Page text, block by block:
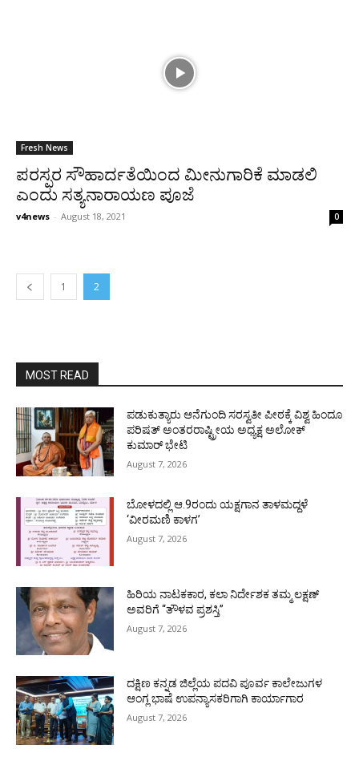
Fresh News
ಪರಸ್ಪರ ಸೌಹಾರ್ದತೆಯಿಂದ ಮೀನುಗಾರಿಕೆ ಮಾಡಲಿ
ಎಂದು ಸತ್ಯನಾರಾಯಣ ಪೂಜೆ
v4news - August 18, 2021 0
1 2
MOST READ
ಪಡುಕುತ್ಯಾರು ಆನೆಗುಂದಿ ಸರಸ್ವತೀ ಪೀಠಕ್ಕೆ ವಿಶ್ವ ಹಿಂದೂ
ಪರಿಷತ್ ಅಂತರರಾಷ್ಟ್ರೀಯ ಅಧ್ಯಕ್ಷ ಅಲೋಕ್
ಕುಮಾರ್ ಭೇಟಿ
August 7, 2026
ಬೋಳದಲ್ಲಿ ಆ.9ರಂದು ಯಕ್ಷಗಾನ ತಾಳಮದ್ದಳೆ
‘ವೀರಮಣಿ ಕಾಳಗ’
August 7, 2026
ಹಿರಿಯ ನಾಟಕಕಾರ, ಕಲಾ ನಿರ್ದೇಶಕ ತಮ್ಮ ಲಕ್ಷಣ್
ಅವರಿಗೆ “ತೌಳವ ಪ್ರಶಸ್ತಿ”
August 7, 2026
ದಕ್ಷಿಣ ಕನ್ನಡ ಜಿಲ್ಲೆಯ ಪದವಿ ಪೂರ್ವ ಕಾಲೇಜುಗಳ
ಆಂಗ್ಲ ಭಾಷೆ ಉಪನ್ಯಾಸಕರಿಗಾಗಿ ಕಾರ್ಯಾಗಾರ
August 7, 2026